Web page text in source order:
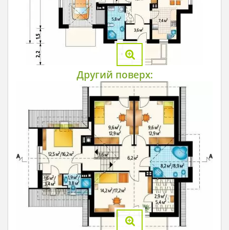
Другий поверх: